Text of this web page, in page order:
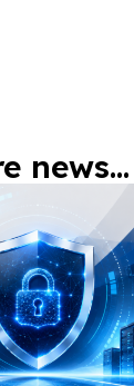
news...